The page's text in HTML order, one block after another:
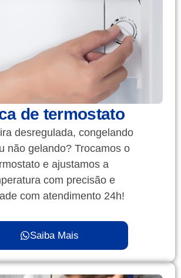
de termostato
desregulada, congelando
não gelando? Trocamos o
e ajustamos a
com precisão e
com atendimento 24h!
Saiba Mais